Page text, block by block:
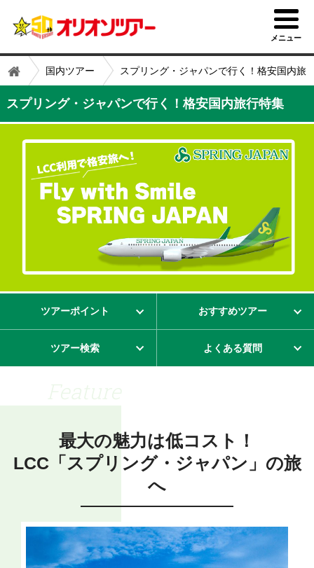
メニュー
国内ツアー スプリング・ジャパンで行く！格安国内旅
スプリング・ジャパンで行く！格安国内旅行特集
ツアーポイント おすすめツアー
ツアー検索 よくある質問
最大の魅力は低コスト！
LCC「スプリング・ジャパン」の旅
へ